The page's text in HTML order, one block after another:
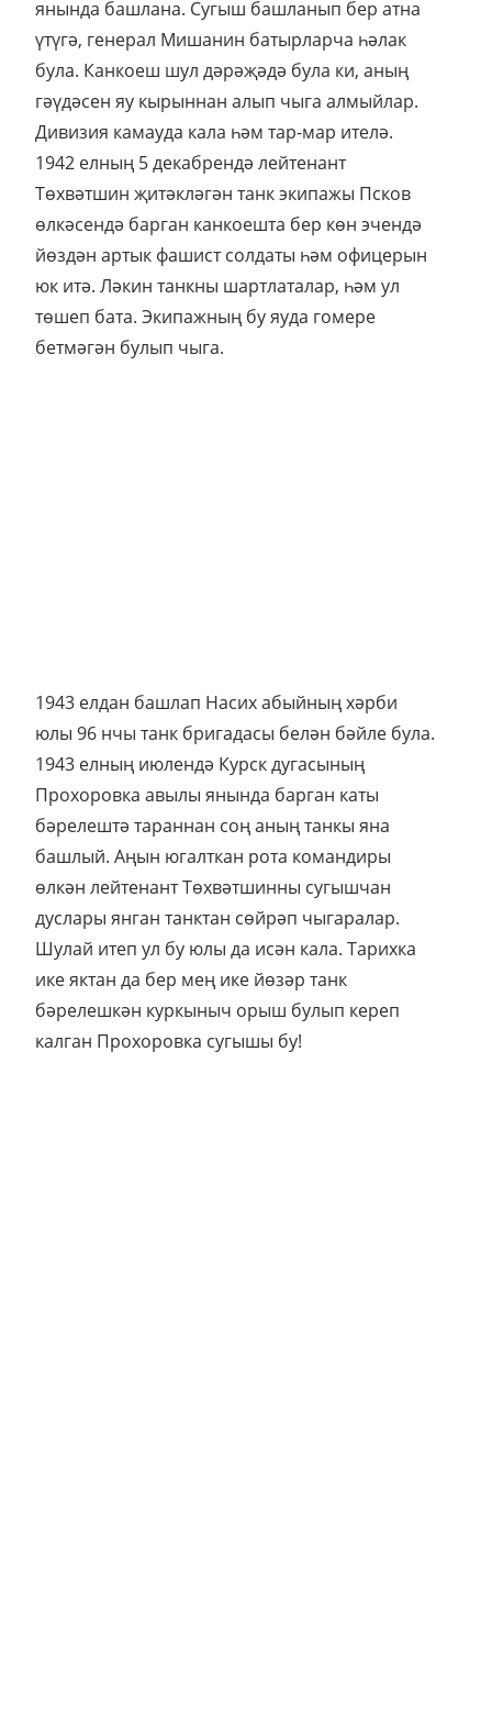
янында башлана. Сугыш башланып бер атна
үтүгә, генерал Мишанин батырларча һәлак
була. Канкоеш шул дәрәҗәдә була ки, аның
гәүдәсен яу кырыннан алып чыга алмыйлар.
Дивизия камауда кала һәм тар-мар ителә.
1942 елның 5 декабрендә лейтенант
Төхвәтшин җитәкләгән танк экипажы Псков
өлкәсендә барган канкоешта бер көн эчендә
йөздән артык фашист солдаты һәм офицерын
юк итә. Ләкин танкны шартлаталар, һәм ул
төшеп бата. Экипажның бу яуда гомере
бетмәгән булып чыга.
Шулай итеп ул бу юлы да исән кала. Тарихка
ике яктан да бер мең ике йөзәр танк
бәрелешкән куркыныч орыш булып кереп
калган Прохоровка сугышы бу!